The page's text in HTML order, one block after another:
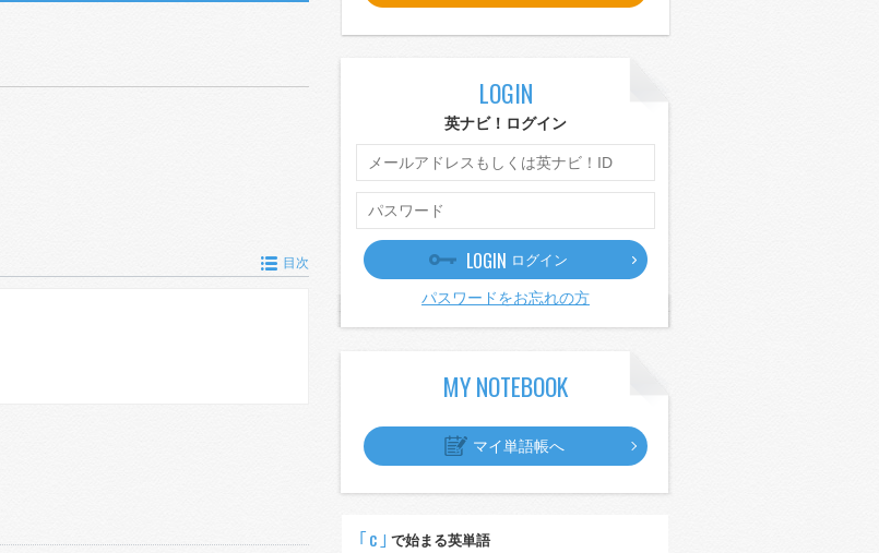
目次
LOGIN
英ナビ！ログイン
LOGIN ログイン
パスワードをお忘れの方
MY NOTEBOOK
マイ単語帳へ
｢c｣ で始まる英単語